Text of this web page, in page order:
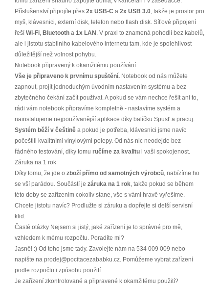
Příslušenství připojíte přes 2x USB-C a 2x USB 3.0, takže je prostor pro
myš, klávesnici, externí disk, telefon nebo flash disk. Síťové připojení
řeší Wi-Fi, Bluetooth a 1x LAN . V praxi to znamená pohodlí bez kabelů,
ale i jistotu stabilního kabelového internetu tam, kde je spolehlivost
důležitější než volnost pohybu.
Notebook připravený k okamžitému používání
Vše je připraveno k prvnímu spuštění. Notebook od nás můžete
zapnout, projít jednoduchým úvodním nastavením systému a bez
zbytečného čekání začít používat. A pokud se vám nechce řešit ani to,
rádi vám notebook připravíme kompletně - nastavíme systém a
nainstalujeme nejpoužívanější aplikace díky balíčku Spusť a pracuj.
Systém běží v češtině a pokud je potřeba, klávesnici jsme navíc
počeštili kvalitními vinylovými polepy. Od nás nic neodejde bez
řádného testování, díky tomu ručíme za kvalitu i vaši spokojenost.
Záruka na 1 rok
Díky tomu, že jde o zboží přímo od samotných výrobců, nabízíme ho
se vší parádou. Součástí je záruka na 1 rok, takže pokud se během
této doby se zařízením cokoliv stane, vše s vámi hravě vyřešíme.
Chcete jistotu navíc? Prodlužte si záruku a dopřejte si delší servisní
klid.
Časté otázky Nejsem si jistý, jaké zařízení je to správné pro mě,
vzhledem k mému rozpočtu. Poradíte mi?
Jasně! :) Od toho jsme tady. Zavolejte nám na 534 009 009 nebo
napište na prodej@pocitacezababku.cz. Pomůžeme vybrat zařízení
podle rozpočtu i způsobu použití.
Je zařízení zkontrolované a připravené k okamžitému použití?